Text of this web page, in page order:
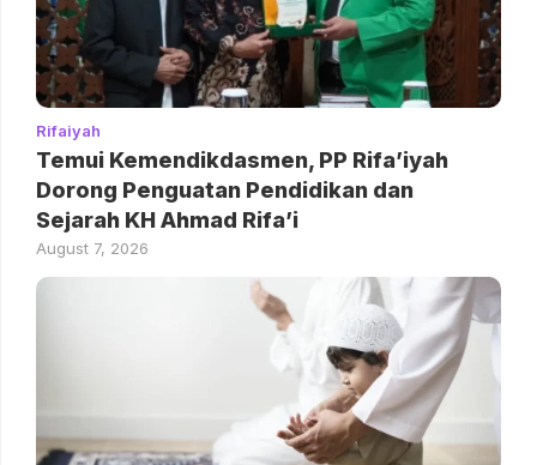
Rifaiyah
Temui Kemendikdasmen, PP Rifa’iyah
Dorong Penguatan Pendidikan dan
Sejarah KH Ahmad Rifa’i
August 7, 2026